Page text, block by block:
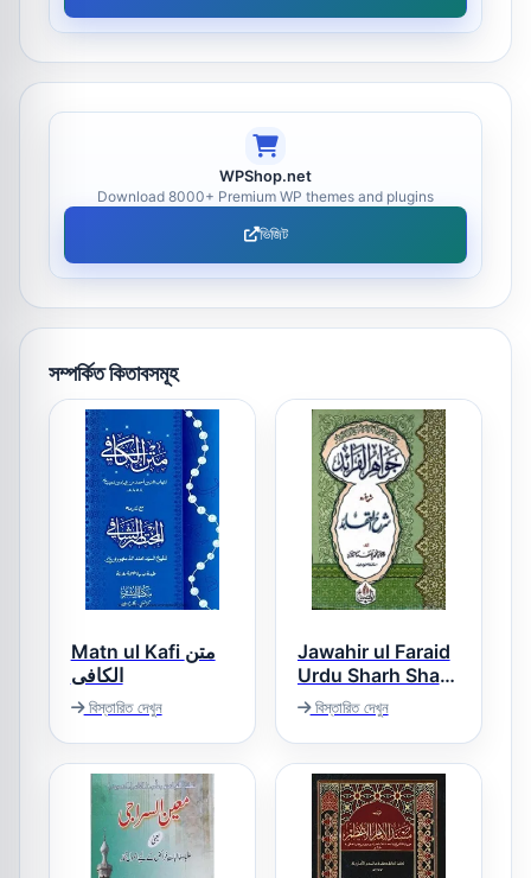
WPShop.net
Download 8000+ Premium WP themes and plugins
ভিজিট
সম্পর্কিত কিতাবসমূহ
Matn ul Kafi متن
الکافی
বিস্তারিত দেখুন
Jawahir ul Faraid
Urdu Sharh Sharh
ul Aqaid جواہر
الفرائد اردو شرح
شرح العقائد
বিস্তারিত দেখুন